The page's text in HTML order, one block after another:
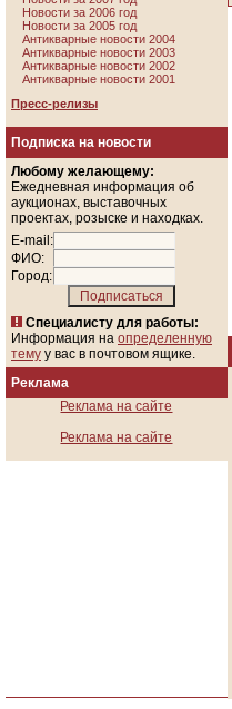
Новости за 2006 год
Новости за 2005 год
Антикварные новости 2004
Антикварные новости 2003
Антикварные новости 2002
Антикварные новости 2001
Пресс-релизы
Подписка на новости
Любому желающему:
Ежедневная информация об
аукционах, выставочных
проектах, розыске и находках.
E-mail:
ФИО:
Город:
Специалисту для работы:
Информация на определенную
тему у вас в почтовом ящике.
Реклама
Реклама на сайте
Реклама на сайте